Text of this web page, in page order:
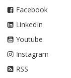
Facebook
LinkedIn
Youtube
Instagram
RSS